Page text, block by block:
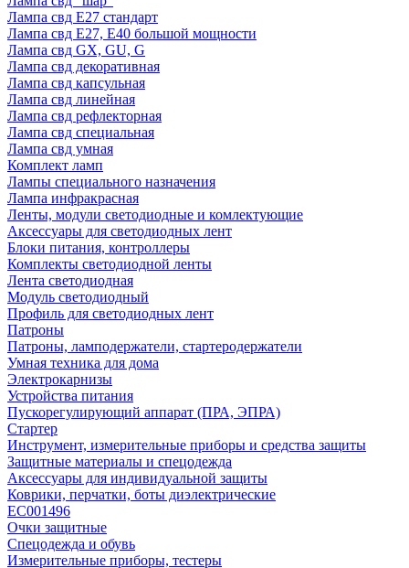
Лампа свд E27 стандарт
Лампа свд E27, Е40 большой мощности
Лампа свд GX, GU, G
Лампа свд декоративная
Лампа свд капсульная
Лампа свд линейная
Лампа свд рефлекторная
Лампа свд специальная
Лампа свд умная
Комплект ламп
Лампы специального назначения
Лампа инфракрасная
Ленты, модули светодиодные и комлектующие
Аксессуары для светодиодных лент
Блоки питания, контроллеры
Комплекты светодиодной ленты
Лента светодиодная
Модуль светодиодный
Профиль для светодиодных лент
Патроны
Патроны, ламподержатели, стартеродержатели
Умная техника для дома
Электрокарнизы
Устройства питания
Пускорегулирующий аппарат (ПРА, ЭПРА)
Стартер
Инструмент, измерительные приборы и средства защиты
Защитные материалы и спецодежда
Аксессуары для индивидуальной защиты
Коврики, перчатки, боты диэлектрические
EC001496
Очки защитные
Спецодежда и обувь
Измерительные приборы, тестеры